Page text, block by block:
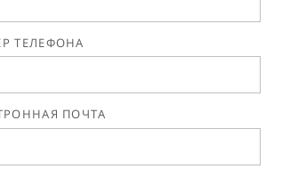
ТЕЛЕФОНА
ПОЧТА